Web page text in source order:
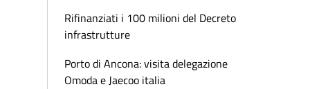
Rifinanziati i 100 milioni del Decreto
infrastrutture
Porto di Ancona: visita delegazione
Omoda e Jaecoo italia